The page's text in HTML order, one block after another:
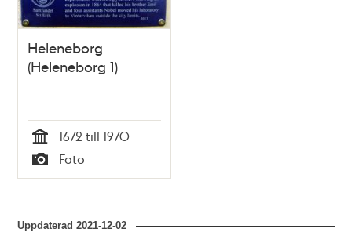
Heleneborg
(Heleneborg 1)
Tid
1672 till 1970
Typ
Foto
Uppdaterad2021-12-02